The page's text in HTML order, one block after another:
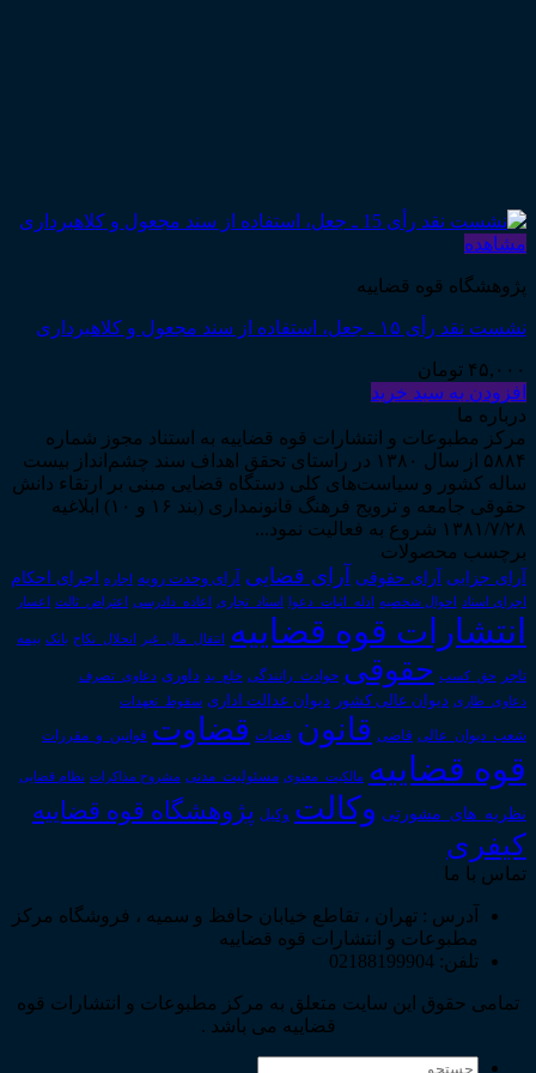
مشاهده
پژوهشگاه قوه قضاییه
نشست نقد رأی ۱۵ ـ جعل، استفاده از سند مجعول و کلاهبرداری
۴۵,۰۰۰ تومان
افزودن به سبد خرید
درباره ما
مرکز مطبوعات و انتشارات قوه قضاییه به استناد مجوز شماره
۵۸۸۴ از سال ۱۳۸۰ در راستای تحقق اهداف سند چشم‌انداز بیست
ساله کشور و سیاست‌های کلی دستگاه قضایی مبنی بر ارتقاء دانش
حقوقی جامعه و ترویج فرهنگ قانونمداری (بند ۱۶ و ۱۰) ابلاغیه
۱۳۸۱/۷/۲۸ شروع به فعالیت نمود...
برچسب محصولات
آرای جزایی آرای حقوقی آرای قضایی آرای وحدت رویه اجاره اجرای احکام
اجرای اسناد احوال شخصیه ادله_اثبات_دعوا اسناد_تجاری اعاده_دادرسی اعتراض_ثالث اعسار
انتشارات قوه قضاییه انتقال_مال_غیر انحلال_نکاح بانک بیمه
تاجر حق_کسب حقوقی حوادث_رانندگی خلع_ید داوری دعاوی_تصرف
دعاوی_طاری دیوان عالی کشور دیوان عدالت اداری سقوط_تعهدات
شعب_دیوان_عالی قاضی قانون قضات قضاوت قوانین_و_مقررات
قوه قضاییه مالکیت_معنوی مسئولیت_مدنی مشروح مذاکرات نظام قضایی
نظریه_های_مشورتی وکالت وکیل پژوهشگاه قوه قضاییه
کیفری
تماس با ما
آدرس : تهران ، تقاطع خیابان حافظ و سمیه ، فروشگاه مرکز
مطبوعات و انتشارات قوه قضاییه
تلفن: 02188199904
تمامی حقوق این سایت متعلق به مرکز مطبوعات و انتشارات قوه
قضاییه می باشد .
جستجو